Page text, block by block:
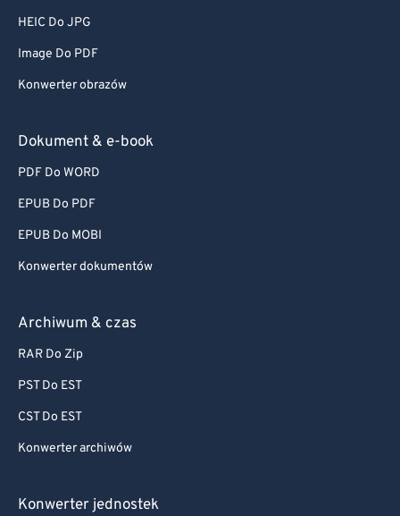
HEIC Do JPG
Image Do PDF
Konwerter obrazów
Dokument & e-book
PDF Do WORD
EPUB Do PDF
EPUB Do MOBI
Konwerter dokumentów
Archiwum & czas
RAR Do Zip
PST Do EST
CST Do EST
Konwerter archiwów
Konwerter jednostek